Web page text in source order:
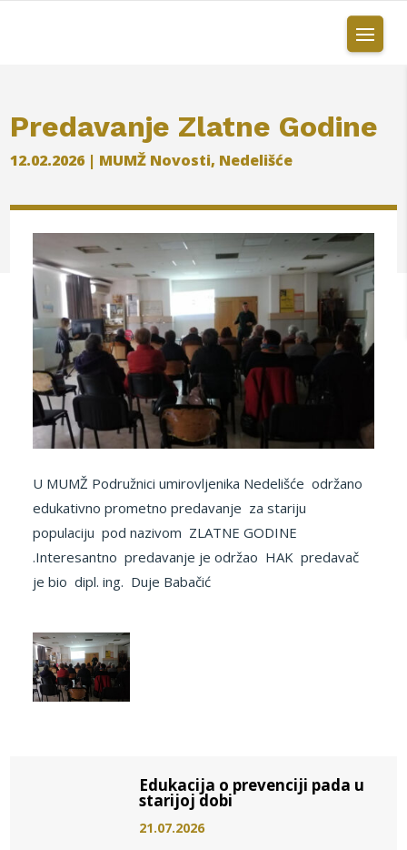
Predavanje Zlatne Godine
12.02.2026 | MUMŽ Novosti, Nedelišće
U MUMŽ Podružnici umirovljenika Nedelišće održano
edukativno prometno predavanje za stariju
populaciju pod nazivom ZLATNE GODINE
.Interesantno predavanje je održao HAK predavač
je bio dipl. ing. Duje Babačić
Edukacija o prevenciji pada u
starijoj dobi
21.07.2026